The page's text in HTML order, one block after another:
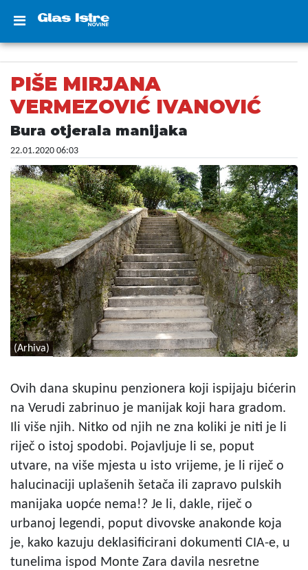
PIŠE MIRJANA
VERMEZOVIĆ IVANOVIĆ
Bura otjerala manijaka
22.01.2020 06:03
(Arhiva)
Ovih dana skupinu penzionera koji ispijaju bićerin
na Verudi zabrinuo je manijak koji hara gradom.
Ili više njih. Nitko od njih ne zna koliki je niti je li
riječ o istoj spodobi. Pojavljuje li se, poput
utvare, na više mjesta u isto vrijeme, je li riječ o
halucinaciji uplašenih šetača ili zapravo pulskih
manijaka uopće nema!? Je li, dakle, riječ o
urbanoj legendi, poput divovske anakonde koja
je, kako kazuju deklasificirani dokumenti CIA-e, u
tunelima ispod Monte Zara davila nesretne